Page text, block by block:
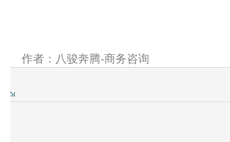
作者：八骏奔腾-商务咨询